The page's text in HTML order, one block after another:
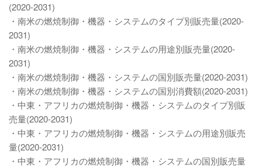
(2020-2031)
・南米の燃焼制御・機器・システムのタイプ別販売量(2020-
2031)
・南米の燃焼制御・機器・システムの用途別販売量(2020-
2031)
・南米の燃焼制御・機器・システムの国別販売量(2020-2031)
・南米の燃焼制御・機器・システムの国別消費額(2020-2031)
・中東・アフリカの燃焼制御・機器・システムのタイプ別販
売量(2020-2031)
・中東・アフリカの燃焼制御・機器・システムの用途別販売
量(2020-2031)
・中東・アフリカの燃焼制御・機器・システムの国別販売量